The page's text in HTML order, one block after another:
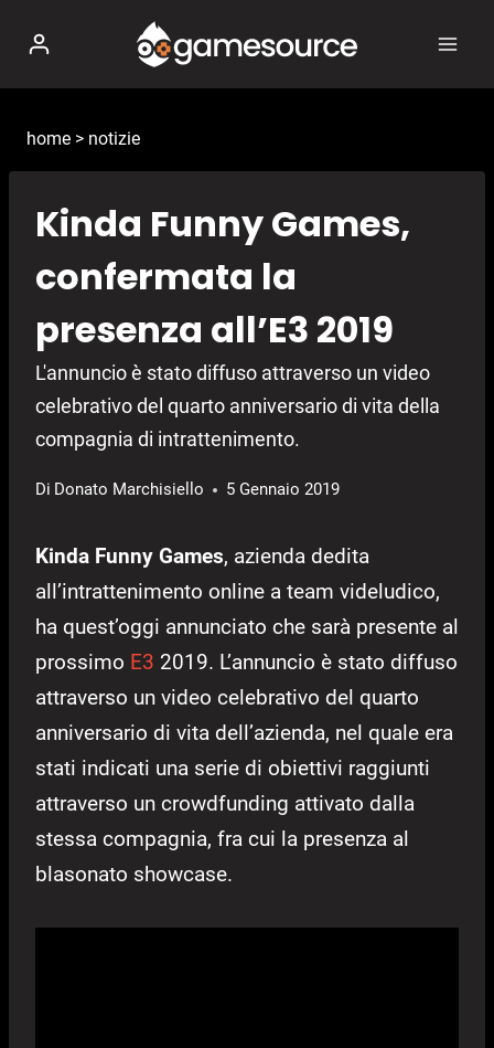
contenuto
home > notizie
Kinda Funny Games,
confermata la
presenza all’E3 2019
L'annuncio è stato diffuso attraverso un video
celebrativo del quarto anniversario di vita della
compagnia di intrattenimento.
Di Donato Marchisiello 5 Gennaio 2019
Kinda Funny Games, azienda dedita
all’intrattenimento online a team videludico,
ha quest’oggi annunciato che sarà presente al
prossimo E3 2019. L’annuncio è stato diffuso
attraverso un video celebrativo del quarto
anniversario di vita dell’azienda, nel quale era
stati indicati una serie di obiettivi raggiunti
attraverso un crowdfunding attivato dalla
stessa compagnia, fra cui la presenza al
blasonato showcase.